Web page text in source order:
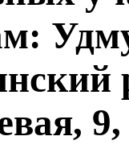
9,